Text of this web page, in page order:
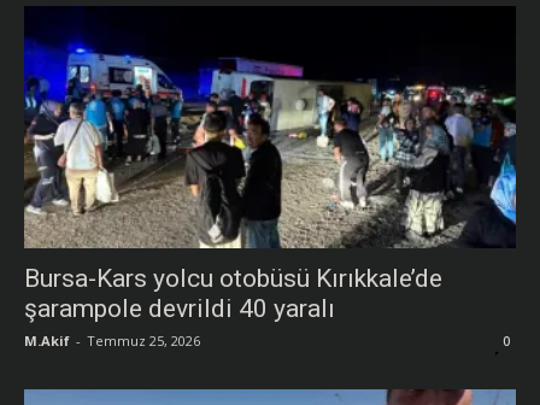
Bursa-Kars yolcu otobüsü Kırıkkale’de
şarampole devrildi 40 yaralı
M.Akif - Temmuz 25, 2026 0